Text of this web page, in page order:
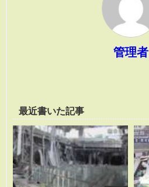
管理者
最近書いた記事